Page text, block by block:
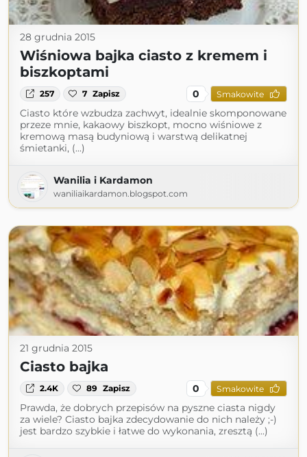
28 grudnia 2015
Wiśniowa bajka ciasto z kremem i
biszkoptami
257 7 Zapisz 0 Smakowite
Ciasto które wzbudza zachwyt, idealnie skomponowane
przeze mnie, kakaowy biszkopt, mocno wiśniowe z
kremową masą budyniową i warstwą delikatnej
śmietanki, (...)
Wanilia i Kardamon
waniliaikardamon.blogspot.com
21 grudnia 2015
Ciasto bajka
2.4K 89 Zapisz 0 Smakowite
Prawda, że dobrych przepisów na pyszne ciasta nigdy
za wiele? Ciasto bajka zdecydowanie do nich należy ;-)
jest bardzo szybkie i łatwe do wykonania, zresztą (...)